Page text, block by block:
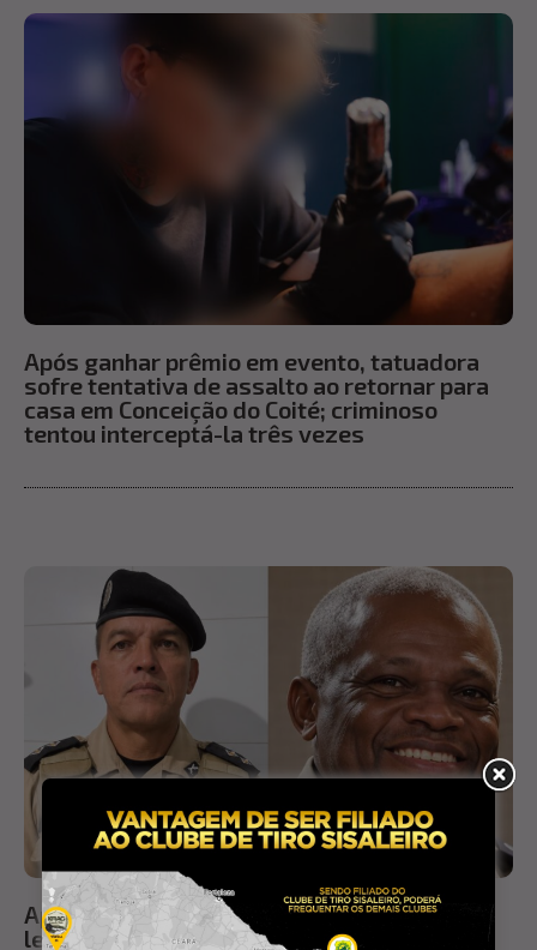
Após ganhar prêmio em evento, tatuadora
sofre tentativa de assalto ao retornar para
casa em Conceição do Coité; criminoso
tentou interceptá-la três vezes
Após entrar para a reserva e deixar um
legado de sucesso, tenente Maia passa